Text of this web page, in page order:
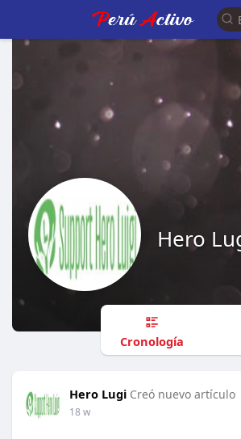
Hero
Cronología
Hero Lugi Creó nuevo artículo
18 w